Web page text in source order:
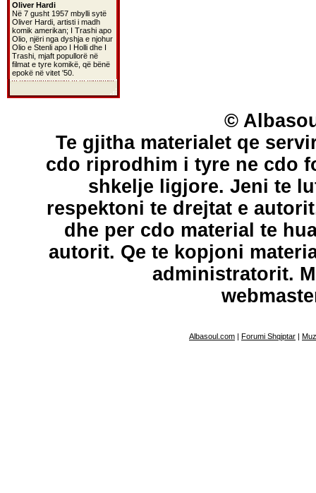
Oliver Hardi
Në 7 gusht 1957 mbylli sytë
Oliver Hardi, artisti i madh
komik amerikan; I Trashi apo
Olio, njëri nga dyshja e njohur
Olio e Stenli apo I Holli dhe I
Trashi, mjaft popullorë në
filmat e tyre komikë, që bënë
epokë në vitet '50.
©
Te gjitha materialet qe
cdo riprodhim i tyre ne cdo
shkelje ligjore. Jeni te
respektoni te drejtat e
dhe per cdo material te
autorit. Qe te kopjoni
administratorit.
Albasoul.com | Forumi Shqiptar |